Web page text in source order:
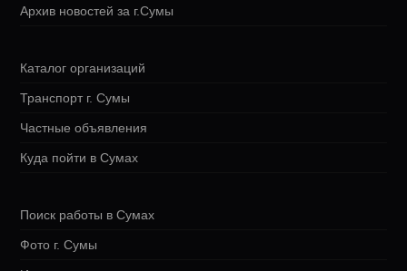
Архив новостей за г.Сумы
Каталог организаций
Транспорт г. Сумы
Частные объявления
Куда пойти в Сумах
Поиск работы в Сумах
Фото г. Сумы